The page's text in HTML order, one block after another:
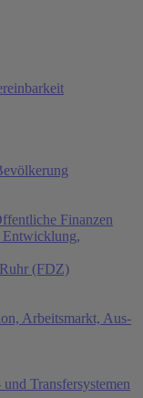
Finanzen
(FDZ)
Arbeitsmarkt, Aus-
Transfersystemen